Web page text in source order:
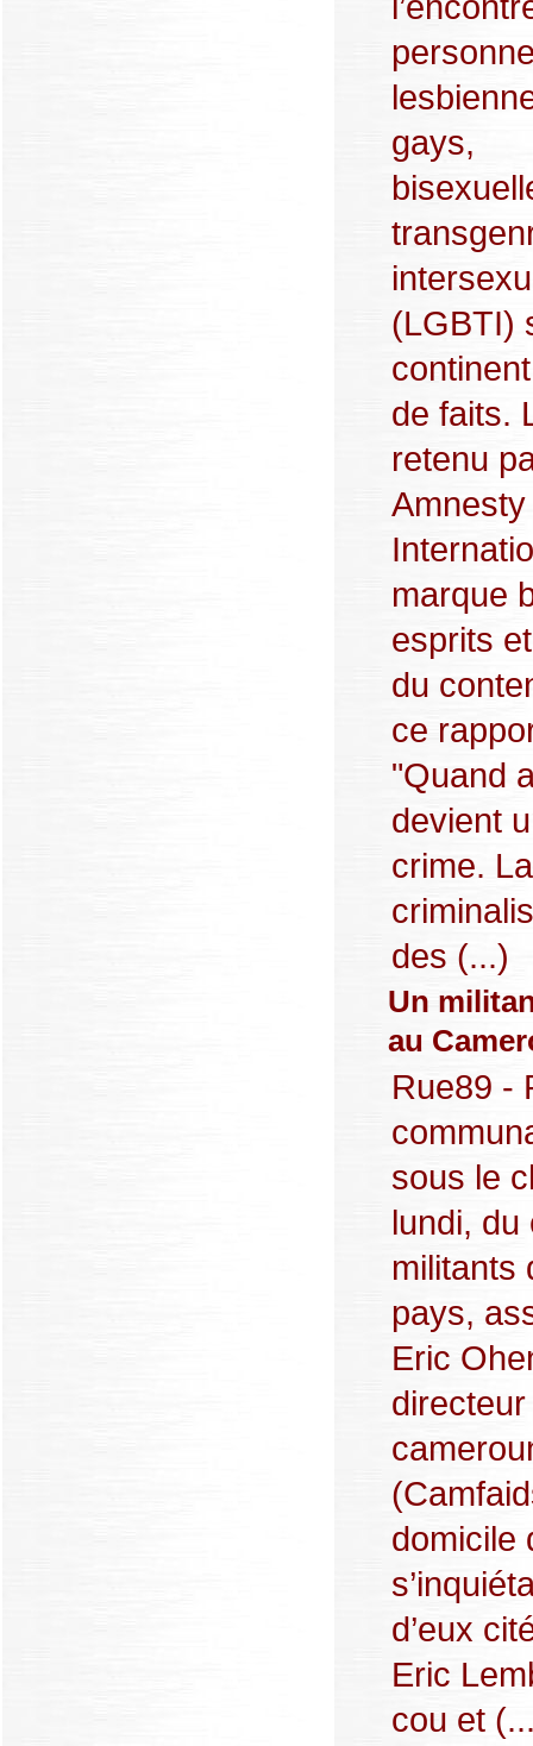
gays,
(LGBTI)
de faits.
retenu
Amnesty
marque
esprits
du
ce
"Quand
devient
crime. La
des (...)
Un
au
Rue89 -
sous le
lundi, du
militants
pays,
Eric
domicile
d’eux
Eric
cou et